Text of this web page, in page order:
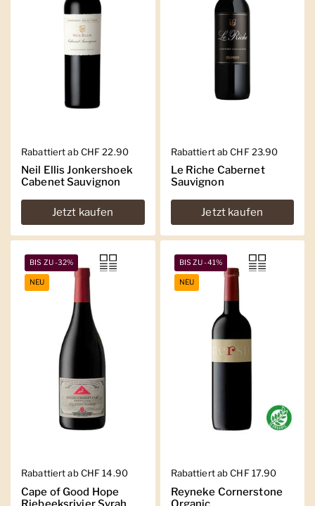
Regulärer Preis
Rabattiert ab CHF 22.90
Neil Ellis Jonkershoek
Cabenet Sauvignon
Jetzt kaufen
Regulärer Preis
Rabattiert ab CHF 23.90
Le Riche Cabernet
Sauvignon
Jetzt kaufen
Regulärer Preis
Rabattiert ab CHF 14.90
Cape of Good Hope
BIS ZU -32%
NEU
Regulärer Preis
Rabattiert ab CHF 17.90
Reyneke Cornerstone
BIS ZU -41%
NEU